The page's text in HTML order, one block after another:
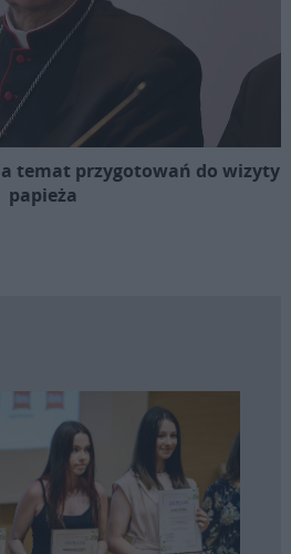
temat przygotowań do wizyty
papieża